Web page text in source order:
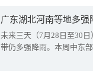
广东湖北河南等地多
未来三天（7月28日至30
带仍多强降雨。本周中东